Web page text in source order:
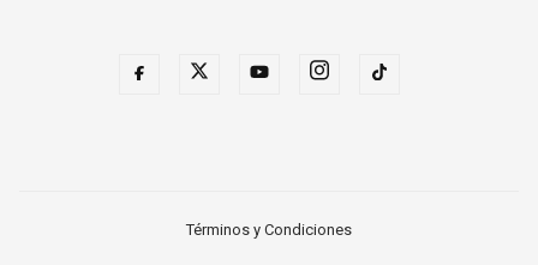
Términos y Condiciones